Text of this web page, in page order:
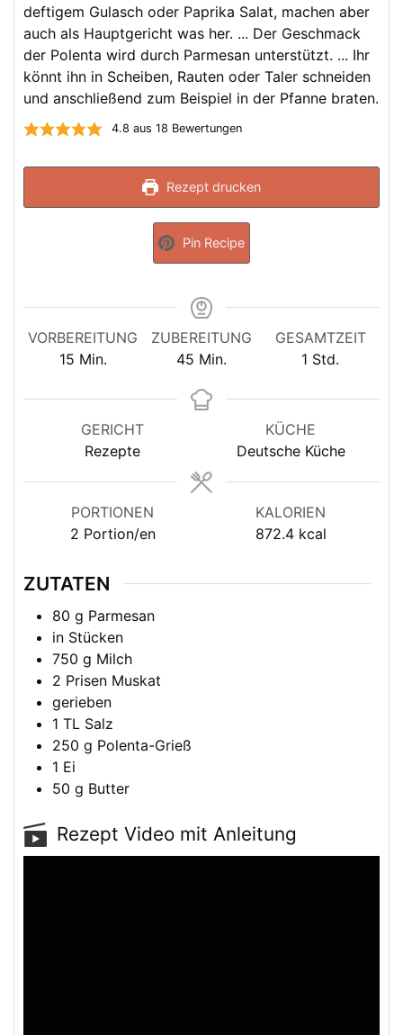
deftigem Gulasch oder Paprika Salat, machen aber
auch als Hauptgericht was her. ... Der Geschmack
der Polenta wird durch Parmesan unterstützt. ... Ihr
könnt ihn in Scheiben, Rauten oder Taler schneiden
und anschließend zum Beispiel in der Pfanne braten.
4.8 aus 18 Bewertungen
Rezept drucken
Pin Recipe
VORBEREITUNG
15Minuten
Min.
ZUBEREITUNG
45 Minuten
Min.
GESAMTZEIT
1 Stunde
Std.
GERICHT
Rezepte
KÜCHE
Deutsche Küche
PORTIONEN
2 Portion/en
KALORIEN
872.4 kcal
ZUTATEN
80 g Parmesan
in Stücken
750 g Milch
2 Prisen Muskat
gerieben
1 TL Salz
250 g Polenta-Grieß
1 Ei
50 g Butter
Rezept Video mit Anleitung